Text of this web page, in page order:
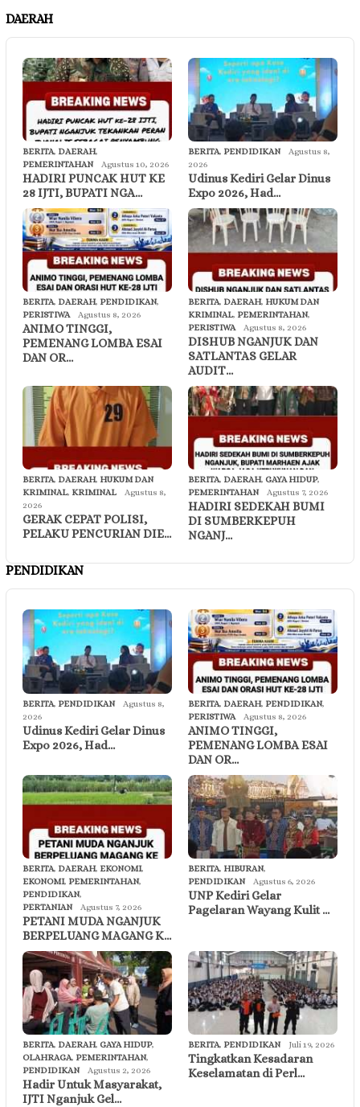
DAERAH
BERITA, DAERAH,
PEMERINTAHAN
Agustus 10, 2026
HADIRI PUNCAK HUT KE
28 IJTI, BUPATI NGA…
BERITA, PENDIDIKAN
Agustus 8,
2026
Udinus Kediri Gelar Dinus
Expo 2026, Had…
BERITA, DAERAH, PENDIDIKAN,
PERISTIWA
Agustus 8, 2026
ANIMO TINGGI,
PEMENANG LOMBA ESAI
DAN OR…
BERITA, DAERAH, HUKUM DAN
KRIMINAL, PEMERINTAHAN,
PERISTIWA
Agustus 8, 2026
DISHUB NGANJUK DAN
SATLANTAS GELAR
AUDIT…
BERITA, DAERAH, HUKUM DAN
KRIMINAL, KRIMINAL
Agustus 8,
2026
GERAK CEPAT POLISI,
PELAKU PENCURIAN DIE…
BERITA, DAERAH, GAYA HIDUP,
PEMERINTAHAN
Agustus 7, 2026
HADIRI SEDEKAH BUMI
DI SUMBERKEPUH
NGANJ…
PENDIDIKAN
BERITA, PENDIDIKAN
Agustus 8,
2026
Udinus Kediri Gelar Dinus
Expo 2026, Had…
BERITA, DAERAH, PENDIDIKAN,
PERISTIWA
Agustus 8, 2026
ANIMO TINGGI,
PEMENANG LOMBA ESAI
DAN OR…
BERITA, DAERAH, EKONOMI,
EKONOMI, PEMERINTAHAN,
PENDIDIKAN,
PERTANIAN
Agustus 7, 2026
PETANI MUDA NGANJUK
BERPELUANG MAGANG K…
BERITA, HIBURAN,
PENDIDIKAN
Agustus 6, 2026
UNP Kediri Gelar
Pagelaran Wayang Kulit …
BERITA, DAERAH, GAYA HIDUP,
OLAHRAGA, PEMERINTAHAN,
PENDIDIKAN
Agustus 2, 2026
Hadir Untuk Masyarakat,
IJTI Nganjuk Gel…
BERITA, PENDIDIKAN Juli 19, 2026
Tingkatkan Kesadaran
Keselamatan di Perl…